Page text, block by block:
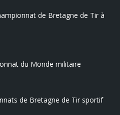
de Bretagne de Tir à
du Monde militaire
de Bretagne de Tir sportif